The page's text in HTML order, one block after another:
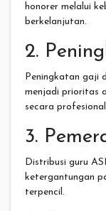
honorer melalui
berkelanjutan.
2.
Peningkatan gaji
menjadi prioritas
secara
3.
Distribusi guru
ketergantungan
terpencil.